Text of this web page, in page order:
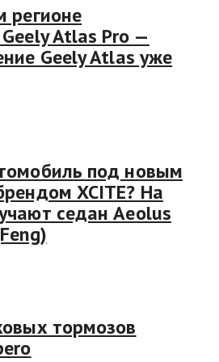
регионе
Atlas Pro —
Geely Atlas уже
под новым
XCITE? На
седан Aeolus
тормозов